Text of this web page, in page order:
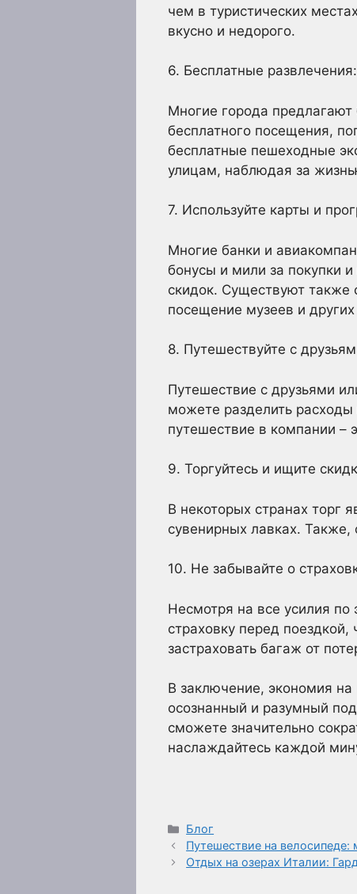
чем в туристических
вкусно и недорого.
6. Бесплатные
Многие города предлагают
бесплатного посещения,
бесплатные пешеходные
улицам, наблюдая за
7. Используйте карты и
Многие банки и
бонусы и мили за покупки
скидок. Существуют также
посещение музеев и
8. Путешествуйте с
Путешествие с друзьями
можете разделить
путешествие в компании –
9. Торгуйтесь и ищите
В некоторых странах торг
сувенирных лавках. Также,
10. Не забывайте о
Несмотря на все усилия
страховку перед
застраховать багаж от
В заключение, экономия на
осознанный и разумный
сможете значительно
наслаждайтесь каждой
Рубрики
Блог
Путешествие на
Отдых на озерах Италии: